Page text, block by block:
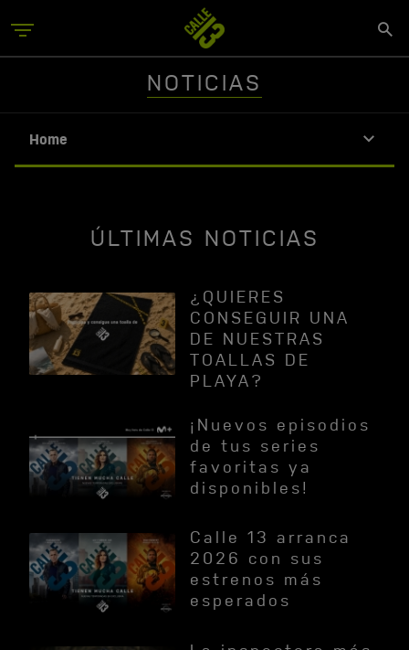
to
main
Menu
NOTICIAS
Home
ÚLTIMAS NOTICIAS
¿QUIERES
CONSEGUIR UNA
DE NUESTRAS
TOALLAS DE
PLAYA?
¡Nuevos episodios
de tus series
favoritas ya
disponibles!
Calle 13 arranca
2026 con sus
estrenos más
esperados